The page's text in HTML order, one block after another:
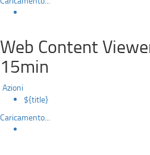
violenza
di
genere
dal
titolo
“L'eredità
Web Content
15min
Azioni
${title}
Caricamento...